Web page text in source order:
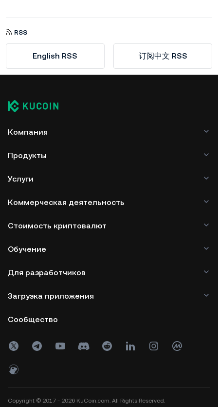
RSS
English RSS 订阅中文 RSS
Компания
Продукты
Услуги
Коммерческая деятельность
Стоимость криптовалют
Обучение
Для разработчиков
Загрузка приложения
Сообщество
Copyright © 2017 - 2026 KuCoin.com. All Rights Reserved.